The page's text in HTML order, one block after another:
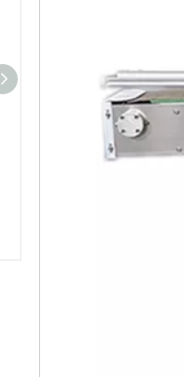
Hochpräzise
automatische lineare